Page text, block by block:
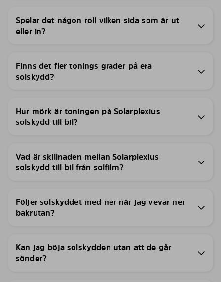
Spelar det någon roll vilken sida som är ut
eller in?
Finns det fler tonings grader på era
solskydd?
Hur mörk är toningen på Solarplexius
solskydd till bil?
Vad är skillnaden mellan Solarplexius
solskydd till bil från solfilm?
Följer solskyddet med ner när jag vevar ner
bakrutan?
Kan jag böja solskydden utan att de går
sönder?